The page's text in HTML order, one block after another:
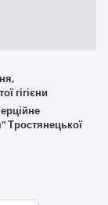
гігієни
Тростянецької